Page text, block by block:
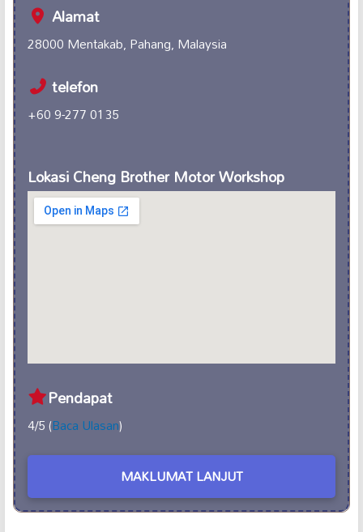
Alamat
28000 Mentakab, Pahang, Malaysia
telefon
+60 9-277 0135
Lokasi Cheng Brother Motor Workshop
Pendapat
4/5 (Baca Ulasan)
MAKLUMAT LANJUT